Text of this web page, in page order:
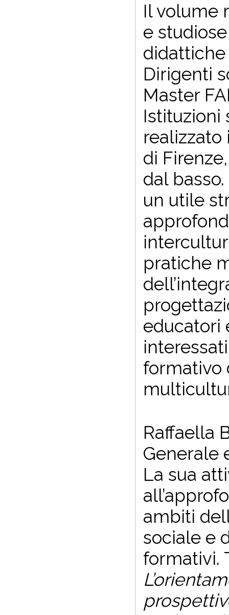
Il volume
e
Dirigenti
Master
Istituzioni
di
dal
un utile
pratiche
educatori
formativo
Raffaella
Generale
La sua
ambiti
sociale e
formativi.